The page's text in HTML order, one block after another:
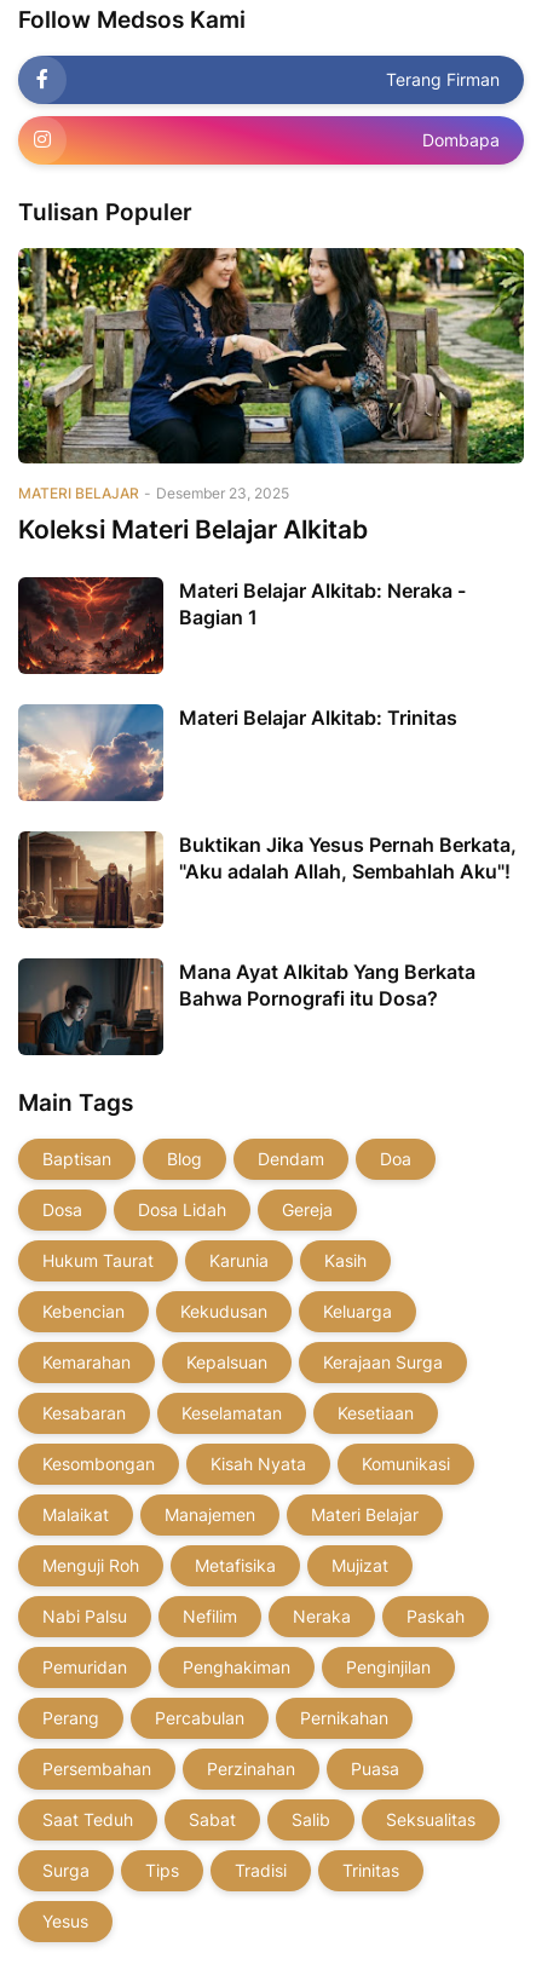
Follow Medsos Kami
Terang Firman
Dombapa
Tulisan Populer
MATERI BELAJAR - Desember 23, 2025
Koleksi Materi Belajar Alkitab
Materi Belajar Alkitab: Neraka -
Bagian 1
Materi Belajar Alkitab: Trinitas
Buktikan Jika Yesus Pernah Berkata,
"Aku adalah Allah, Sembahlah Aku"!
Mana Ayat Alkitab Yang Berkata
Bahwa Pornografi itu Dosa?
Main Tags
Baptisan Blog Dendam Doa
Dosa Dosa Lidah Gereja
Hukum Taurat Karunia Kasih
Kebencian Kekudusan Keluarga
Kemarahan Kepalsuan Kerajaan Surga
Kesabaran Keselamatan Kesetiaan
Kesombongan Kisah Nyata Komunikasi
Malaikat Manajemen Materi Belajar
Menguji Roh Metafisika Mujizat
Nabi Palsu Nefilim Neraka Paskah
Pemuridan Penghakiman Penginjilan
Perang Percabulan Pernikahan
Persembahan Perzinahan Puasa
Saat Teduh Sabat Salib Seksualitas
Surga Tips Tradisi Trinitas
Yesus